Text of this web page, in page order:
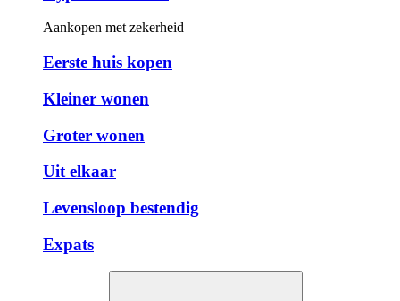
Aankopen met zekerheid
Eerste huis kopen
Kleiner wonen
Groter wonen
Uit elkaar
Levensloop bestendig
Expats